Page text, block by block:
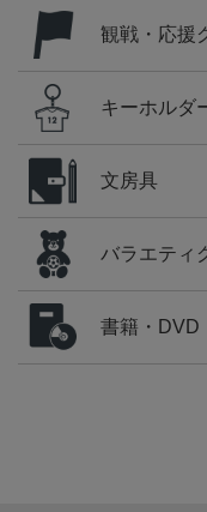
観戦・応援
キーホルダ
文房具
バラエティ
書籍・DVD